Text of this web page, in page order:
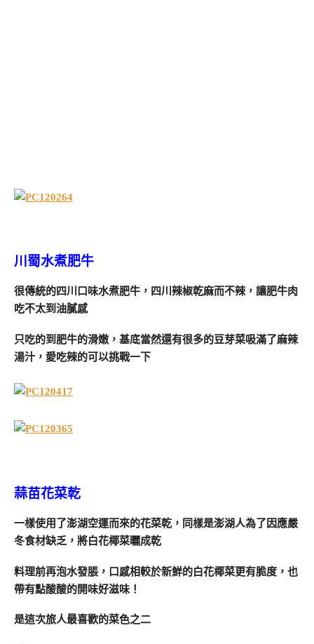
川蜀水煮肥牛
很傳統的四川口味水煮肥牛，四川辣椒乾麻而不辣，讓肥牛肉
吃不太到油膩感
只吃的到肥牛的滑嫩，基底當然還有很多的豆芽菜吸滿了麻辣
湯汁，愛吃辣的可以挑戰一下
蒜苗花菜乾
一樣使用了澎湖空運而來的花菜乾，同樣是澎湖人為了因應嚴
冬食材缺乏，將白花椰菜曬成乾
料理前再泡水發脹，口感相較於新鮮的白花椰菜更有脆度，也
帶有點酸酸的開味好滋味！
是這次旅人最喜歡的菜色之二